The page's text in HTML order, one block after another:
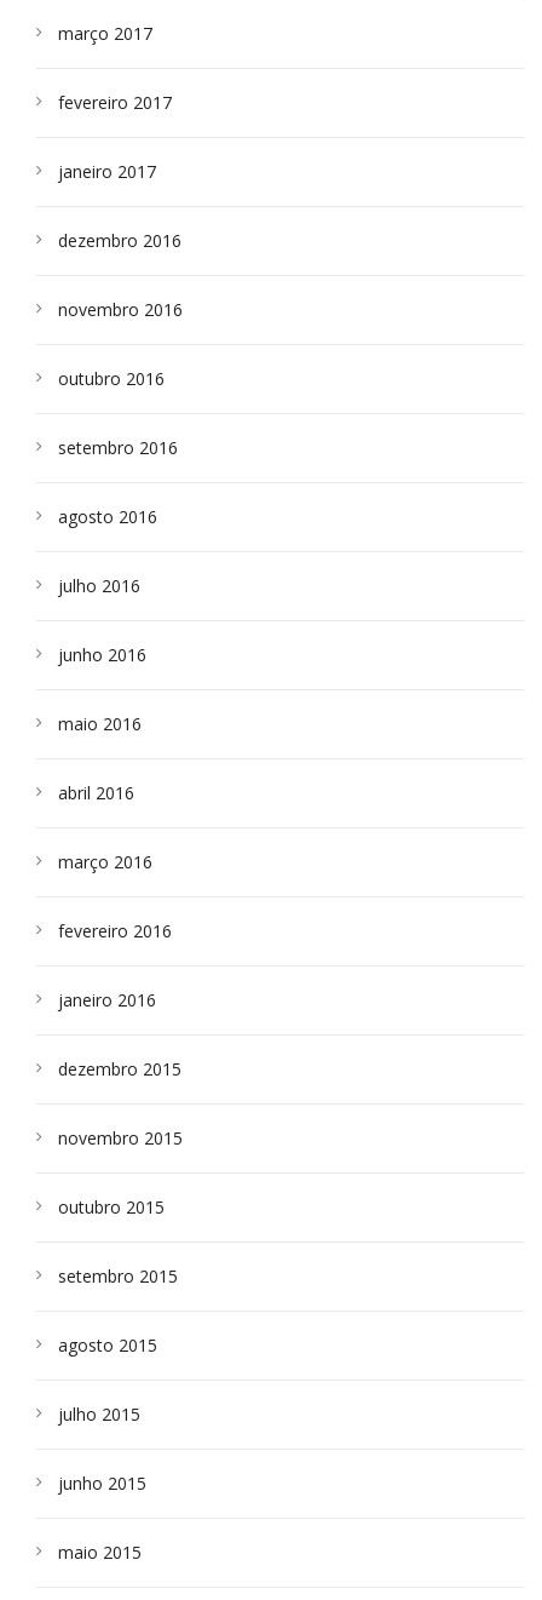
março 2017
fevereiro 2017
janeiro 2017
dezembro 2016
novembro 2016
outubro 2016
setembro 2016
agosto 2016
julho 2016
junho 2016
maio 2016
abril 2016
março 2016
fevereiro 2016
janeiro 2016
dezembro 2015
novembro 2015
outubro 2015
setembro 2015
agosto 2015
julho 2015
junho 2015
maio 2015